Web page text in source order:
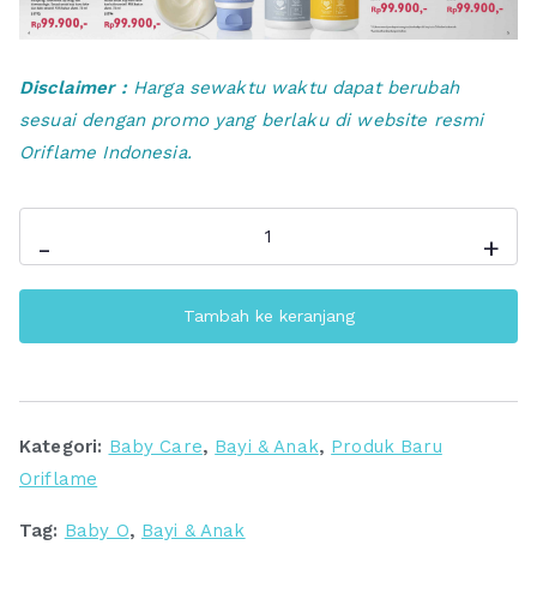
Disclaimer :Harga sewaktu waktu dapat berubah
sesuai dengan promo yang berlaku di website resmi
Oriflame Indonesia.
-
Baby
O
+
Tambah ke keranjang
Kategori: Baby Care, Bayi & Anak, Produk Baru
Oriflame
Tag: Baby O, Bayi & Anak